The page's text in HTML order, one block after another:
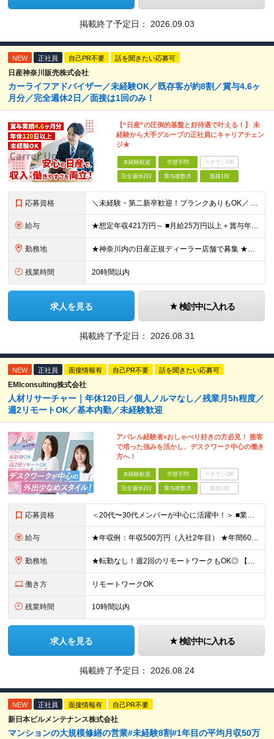
掲載終了予定日： 2026.09.03
NEW 正社員 自己PR不要 話を聞きたい応募可
日産神奈川販売株式会社
カーライフアドバイザー／未経験OK／既存客が約8割／賞与4.6ヶ
月分／完全週休2日／面接は1回のみ！
【“日産”の圧倒的基盤と好待遇で叶える！】 未
経験から大手グループの正社員にキャリアチェン
ジ★
未経験歓迎 学歴不問 ベテランOK
完全週休2日 賞与複数月 面接1回
応募資格 ＼未経験・第二新卒歓迎！ブランクありもOK／ ★車に詳しくなくてもOK！ ◆普通自動車運転免許をお持ちの方（AT限定可） ◆専門卒以上 ★こんな方にピッタリです！★ ・「人と話すのが好き」など、接客
給与 ★想定年収421万円～ ■月給25万円以上＋賞与年2回（昨年度実績：4.6ヶ月分）＋各種手当 ★頑張りに応じたインセンティブ・手当が充実！ 「販売台数報奨手当」 「利益報奨手当」 「保険業績手当」
勤務地 ★神奈川内の日産正規ディーラー店舗で募集 ★マイカー・バイク通勤OK！従業員用に駐車場も用意 神奈川県内128店舗のうちから、希望を考慮して決定します。 【新車店舗】 ■横浜市 （鶴見区、神奈川区
残業時間 20時間以内
求人を見る 検討中に入れる
掲載終了予定日： 2026.08.31
NEW 正社員 面接情報有 自己PR不要 話を聞きたい応募可
EMIconsulting株式会社
人材リサーチャー｜年休120日／個人ノルマなし／残業月5h程度／
週2リモートOK／基本内勤／未経験歓迎
アパレル経験者×おしゃべり好きの方必見！ 接客
で培った強みを活かし、デスクワーク中心の働き
方へ！
未経験歓迎 学歴不問 ベテランOK
完全週休2日 賞与複数月 面接1回
応募資格 ＜20代〜30代メンバーが中心に活躍中！＞ ■業界・職種未経験OK！第二新卒歓迎 ■学歴不問 ＜こんな方にピッタリです！＞ ・経験を活かして、無理なく長く働けるオフィスワークへ転身したい方 ・相手の
給与 ★年収例：年収500万円（入社2年目） ★年間60万円以上のインセンティブをゲットしている先輩も◎ 月給25万円～＋インセンティブあり（年3回） ※試用期間6ヶ月（期間中の待遇・給与に差異はありま
勤務地 ★転勤なし！週2回のリモートワークもOK◎ 【本社】 東京都中央区日本橋蛎殻町1-8-2 ※(変更の範囲)上記を除く当社関連勤務地
働き方 リモートワークOK
残業時間 10時間以内
求人を見る 検討中に入れる
掲載終了予定日： 2026.08.24
NEW 正社員 面接情報有 自己PR不要
新日本ビルメンテナンス株式会社
マンションの大規模修繕の営業#未経験8割#1年目の平均月収50万